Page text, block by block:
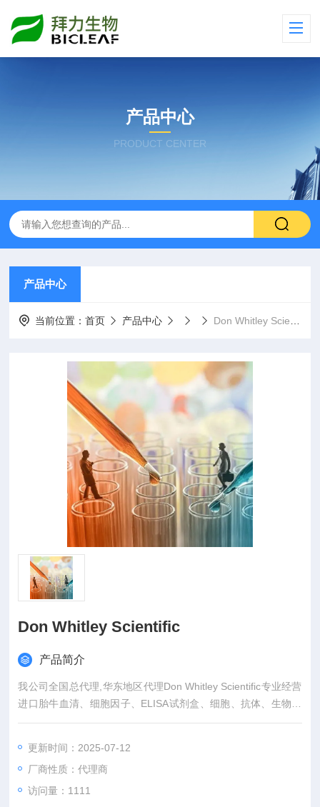
产品中心
PRODUCT CENTER
产品中心
当前位置：首页 产品中心 Don Whitley Scientific
Don Whitley Scientific
产品简介
我公司全国总代理,华东地区代理Don Whitley Scientific专业经营
进口胎牛血清、细胞因子、ELISA试剂盒、细胞、抗体、生物试
剂、耗材、培养基、一抗、二抗、其产品吸附均匀，吸附性好，
更新时间：2025-07-12
厂商性质：代理商
访问量：1111